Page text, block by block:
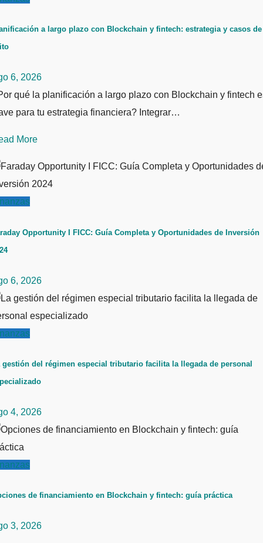
a largo plazo con Blockchain y fintech: estrategia y casos de
6, 2026
qué la planificación a largo plazo con Blockchain y fintech
para tu estrategia financiera? Integrar…
More
Opportunity I FICC: Guía Completa y Oportunidades de Inversión
6, 2026
gestión del régimen especial tributario facilita la llegada de personal
4, 2026
de financiamiento en Blockchain y fintech: guía práctica
3, 2026